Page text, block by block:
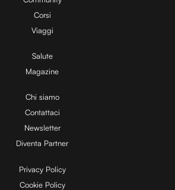
V
i
d
e
Corsi
Viaggi
Salute
Magazine
Chi siamo
Contattaci
Newsletter
Diventa Partner
Privacy Policy
Cookie Policy